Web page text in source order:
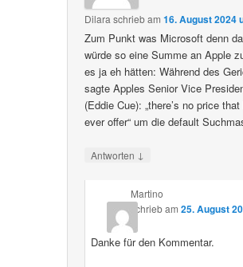
Dilara schriebam16. August 2024
Zum Punkt was Microsoft denn
würde so eine Summe an Apple
es ja eh hätten: Während des
sagte Apples Senior Vice
(Eddie Cue): „there’s no price
ever offer“ um die default
Antworten ↓
Martino
schriebam 25. August
Danke für den Kommentar.